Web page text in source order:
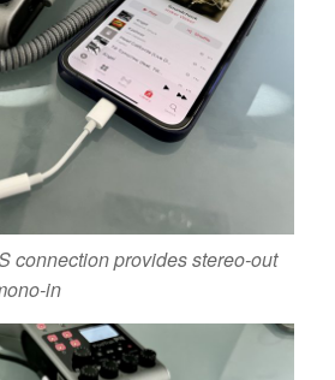
connection provides stereo-out
in